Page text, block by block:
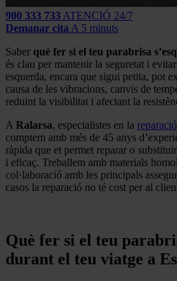
900 333 733 ATENCIÓ 24/7
Demanar cita A 5 minuts
Saber què fer si el teu parabrisa
és clau per mantenir la seguretat i
esquerda, encara que sigui petita, pot
causa de les vibracions, canvis de
reduint la visibilitat i afectant la
A Ralarsa, especialistes en la
comptem amb més de 45 anys
ràpida que et permet reparar o
i eficaç. Treballem amb materials
col·laboració amb les principals
casos la reparació no té cost per al
Què fer si el teu
durant el teu viatge a